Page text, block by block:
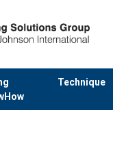
Technique